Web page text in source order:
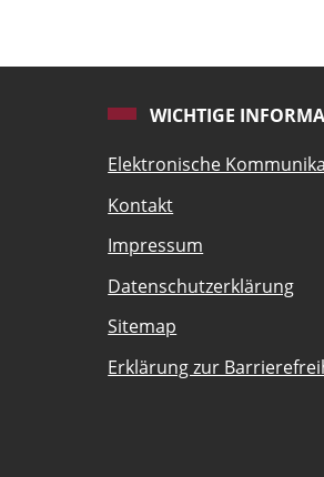
WICHTIGE
Elektronische
Kontakt
Impressum
Datenschutzerklärung
Sitemap
Erklärung zur